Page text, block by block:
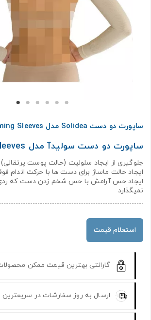
ساپورت دو دست Solidea مدل Slimming Sleeves
ساپورت دو دست سولیدآ مدل Slimming Sleeves
جلوگیری از ایجاد سلولیت (حالت پوست
ایجاد حالت ماساژ برای دست ها با حرکت اندام
ایجاد حس آرامش با حس شخم زدن دست که ردی
نمیگذارد
استعلام قیمت
گارانتی بهترین قیمت ممکن
ارسال به روز سفارشات در سریعترین